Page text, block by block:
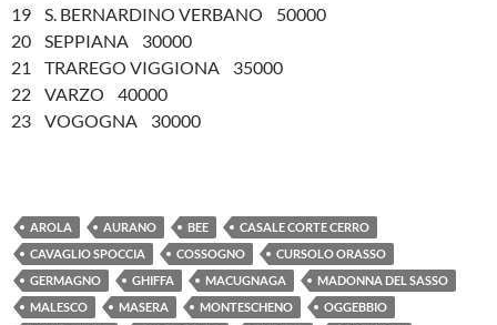
19 S. BERNARDINO VERBANO 50000
20 SEPPIANA 30000
21 TRAREGO VIGGIONA 35000
22 VARZO 40000
23 VOGOGNA 30000
AROLA AURANO BEE
CASALE CORTE CERRO
CAVAGLIO SPOCCIA
COSSOGNO
CURSOLO ORASSO
GERMAGNO
GHIFFA MACUGNAGA
MADONNA DEL SASSO
MALESCO
MASERA MONTESCHENO
OGGEBBIO